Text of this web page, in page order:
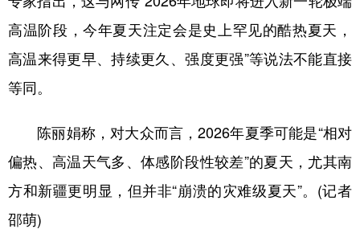
文化产业
地方频道
北京 天津 河北 山西
辽宁 吉林 上海 江苏
浙江 安徽 福建 江西
高温阶段，今年夏天注定会是史上罕见的酷热夏天，
高温来得更早、持续更久、强度更强”等说法不能直接
等同。
陈丽娟称，对大众而言，2026年夏季可能是“相对
偏热、高温天气多、体感阶段性较差”的夏天，尤其南
方和新疆更明显，但并非“崩溃的灾难级夏天”。(记者
邵萌)